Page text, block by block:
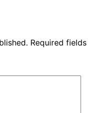
Required fields